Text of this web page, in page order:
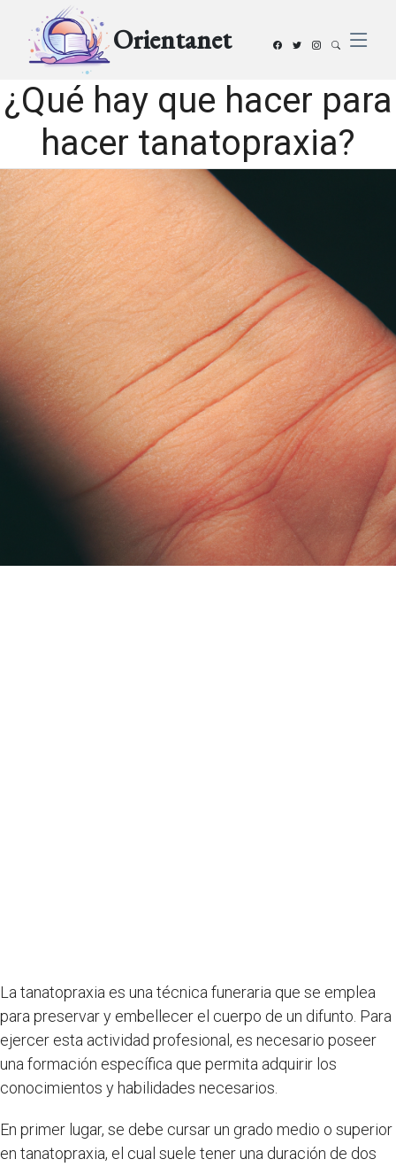
Orientanet
¿Qué hay que hacer para
hacer tanatopraxia?
La tanatopraxia es una técnica funeraria que se emplea
para preservar y embellecer el cuerpo de un difunto. Para
ejercer esta actividad profesional, es necesario poseer
una formación específica que permita adquirir los
conocimientos y habilidades necesarios.
En primer lugar, se debe cursar un grado medio o superior
en tanatopraxia, el cual suele tener una duración de dos